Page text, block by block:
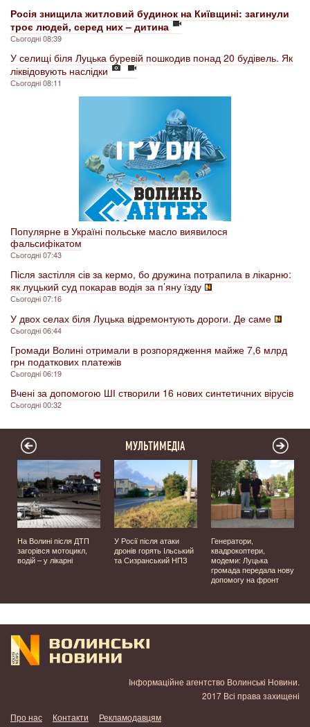
Росія знищила житловий будинок на Київщині: загинули
троє людей, серед них – дитина
Сьогодні 08:39
У селищі біля Луцька буревій пошкодив понад 20 будівель. Як
ліквідовують наслідки
Сьогодні 08:11
Популярне в Україні польське масло виявилося
фальсифікатом
Сьогодні 07:43
Після застілля сів за кермо, бо дружина потрапила в лікарню:
як луцький суд покарав водія за п’яну їзду
Сьогодні 07:16
У двох селах біля Луцька відремонтують дороги. Де саме
Сьогодні 06:44
Громади Волині отримали в розпорядження майже 7,6 млрд
грн податкових платежів
Сьогодні 06:19
Вчені за допомогою ШІ створили 16 нових синтетичних вірусів
Сьогодні 00:32
МУЛЬТИМЕДІА
На Волині після ДТП
загорівся мотоцикл,
водій – у лікарні
У Росії після атаки
дронів горять Ільський
та Сизранський НПЗ
Генератори,
квадрокоптери,
модеми: Луцька
громада передала нову
допомогу на фронт
Інформаційне агентство Волинські Новини.
2017 Всі права захищені
Про нас
Контакти Рекламодавцям